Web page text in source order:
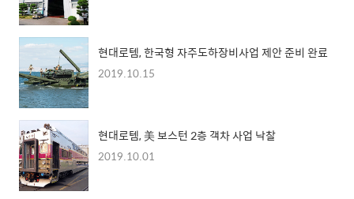
현대로템, 한국형 자주도하장비사업 제안 준비 완료
2019.10.15
현대로템, 美 보스턴 2층 객차 사업 낙찰
2019.10.01